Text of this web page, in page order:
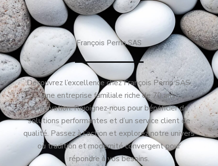
François Perrin SAS
Découvrez l’excellence chez François Perrin SAS,
une entreprise familiale riche de 70 ans
d’innovation. Rejoignez-nous pour bénéficier de
solutions performantes et d’un service client de
qualité. Passez à l’action et explorez notre univers
où tradition et modernité convergent pour
répondre à vos besoins.